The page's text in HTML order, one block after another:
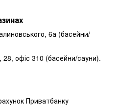
6а (басейни/
28, офіс 310 (басейни/сауни).
Приватбанку